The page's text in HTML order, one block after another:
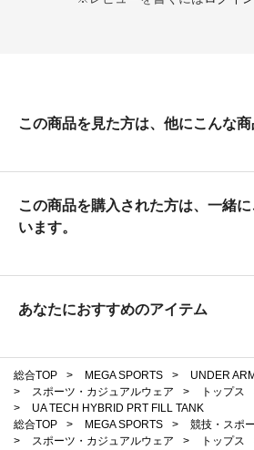
この商品を見た方は、他にこんな
この商品を購入された方は、一緒
います。
あなたにおすすめのアイテム
総合TOP > MEGA SPORTS >
UNDER
>
スポーツ・カジュアルウェア > トップス
>
UA TECH HYBRID PRT FILL TANK
総合TOP
> MEGA SPORTS >
競技・スポ
>
スポーツ・カジュアルウェア > トップス